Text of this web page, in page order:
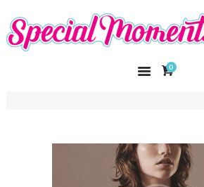
0
SPECIAL
El amor hecho arte
CURSOS
CONTACTO